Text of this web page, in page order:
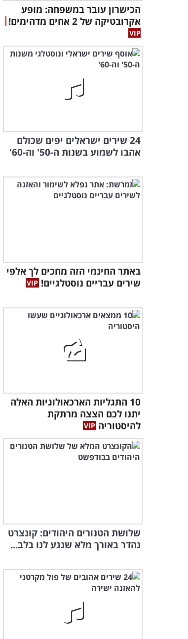
הכישרון עובר במשפחה: מופע
אקרובטיקה של 2 אחים מדהימים!
24 שירים ישראלים יפים שכולם
אהבו לשמוע בשנות ה-50' וה-60'
באתר החינמי הזה מחכים לך אלפי
שירים עבריים נוסטלגיים!
10 התגליות הארכאולוגיות האלה
יתנו לכם הצצה מרתקת
להיסטוריה
שלושת הטנורים היהודים: קונצרט
נהדר באורך מלא שנגע לנו בלב...